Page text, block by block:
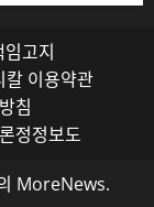
고지
칼 이용약관
침
정정보도
MoreNews.